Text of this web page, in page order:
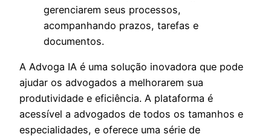
gerenciarem seus processos,
acompanhando prazos, tarefas e
documentos.
A Advoga IA é uma solução inovadora que pode
ajudar os advogados a melhorarem sua
produtividade e eficiência. A plataforma é
acessível a advogados de todos os tamanhos e
especialidades, e oferece uma série de